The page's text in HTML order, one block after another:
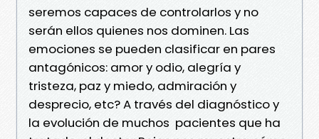
seremos capaces de controlarlos y no
serán ellos quienes nos dominen. Las
emociones se pueden clasificar en pares
antagónicos: amor y odio, alegría y
tristeza, paz y miedo, admiración y
desprecio, etc? A través del diagnóstico y
la evolución de muchos pacientes que ha